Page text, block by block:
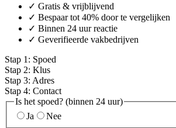
✓ Gratis & vrijblijvend
✓ Bespaar tot 40% door te vergelijken
✓ Binnen 24 uur reactie
✓ Geverifieerde vakbedrijven
Stap 1 : Spoed
Stap 2: Klus
Stap 3: Adres
Stap 4: Contact
Is het spoed? (binnen 24 uur)
Ja
Nee